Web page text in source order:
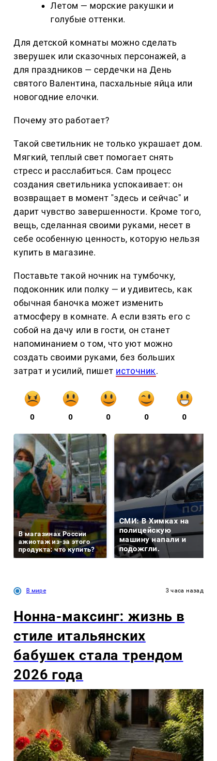
Летом — морские ракушки и
голубые оттенки.
Для детской комнаты можно сделать
зверушек или сказочных персонажей, а
для праздников — сердечки на День
святого Валентина, пасхальные яйца или
новогодние елочки.
Почему это работает?
Такой светильник не только украшает дом.
Мягкий, теплый свет помогает снять
стресс и расслабиться. Сам процесс
создания светильника успокаивает: он
возвращает в момент "здесь и сейчас" и
дарит чувство завершенности. Кроме того,
вещь, сделанная своими руками, несет в
себе особенную ценность, которую нельзя
купить в магазине.
Поставьте такой ночник на тумбочку,
подоконник или полку — и удивитесь, как
обычная баночка может изменить
атмосферу в комнате. А если взять его с
собой на дачу или в гости, он станет
напоминанием о том, что уют можно
создать своими руками, без больших
затрат и усилий, пишет источник.
0 0 0 0 0
В магазинах России
ажиотаж из-за этого
продукта: что купить?
СМИ: В Химках на
полицейскую
машину напали и
подожгли.
В мире 3 часа назад
Нонна-максинг: жизнь в
стиле итальянских
бабушек стала трендом
2026 года